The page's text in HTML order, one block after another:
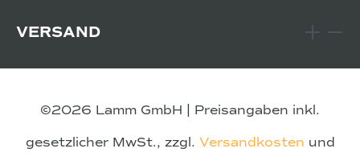
VERSAND
©2026 Lamm GmbH | Preisangaben inkl.
gesetzlicher MwSt., zzgl. Versandkosten und